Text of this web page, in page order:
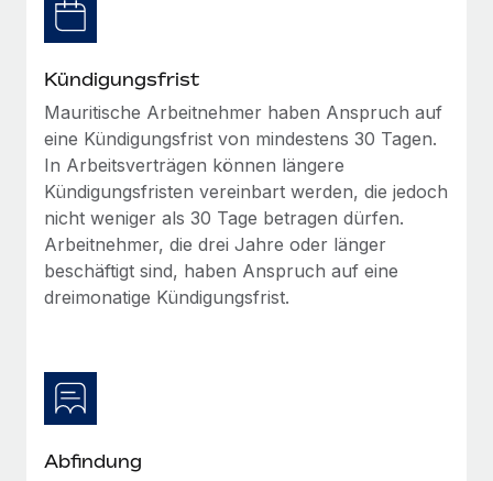
Niederlassungen
Mühelose Relocation von Mitarbeiter:innen
Benefits
Mühelose Verwaltung von Benefits
globalen Content-Agentur mit Remote
Auf einen Blick Erfahre mehr über die unglaubliche
Transformation einer weltweit erfolgreichen...
Mehr erfahren
Den Blog erkunden
BLOG
Neues zu Remote-Produkten: Integration mit
Gusto und Zero und Contractor Management
Plus
Auch im neuen Jahr wollen wir bei Remote Unternehmen
aller Größen dabei unterstützen, die beste...
Mehr erfahren
Wie Phiture 55 Mitarbeiter:innen in 19 Ländern
mit Remote verwaltet
Wachstumsberatung für mobile Apps. Das...
Kündigungsfrist
Mauritische Arbeitnehmer haben Anspruch auf
eine Kündigungsfrist von mindestens 30 Tagen.
In Arbeitsverträgen können längere
Kündigungsfristen vereinbart werden, die jedoch
nicht weniger als 30 Tage betragen dürfen.
Arbeitnehmer, die drei Jahre oder länger
beschäftigt sind, haben Anspruch auf eine
dreimonatige Kündigungsfrist.
Abfindung